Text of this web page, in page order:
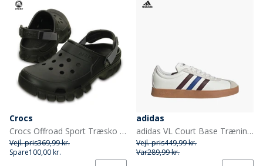
Crocs
Crocs Offroad Sport Træsko Sort/Grafit
Vejl. pris369,99 kr.
Spare100,00 kr.
adidas
adidas VL Court Base Træningssko Cloud White/Aurora Ruby/Royal Blue
Vejl. pris449,99 kr.
Var289,99 kr.